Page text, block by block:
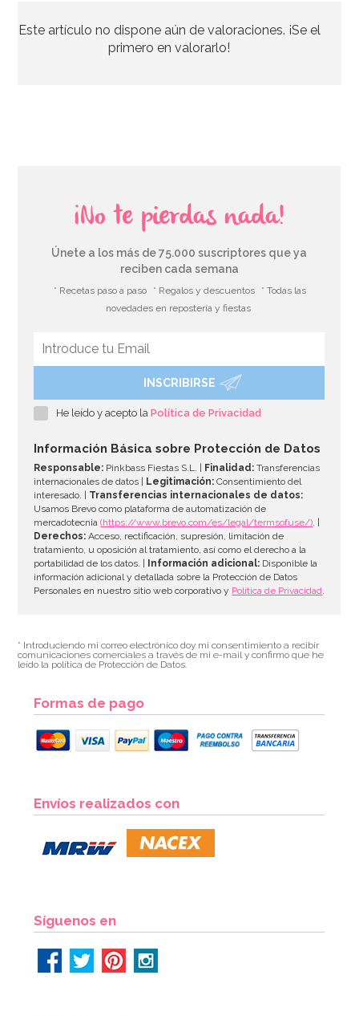
4,95€ 4,45€
Este artículo no dispone aún de valoraciones. ¡Se el
primero en valorarlo!
¡No te pierdas nada!
Únete a los más de 75.000 suscriptores que ya
reciben cada semana
* Recetas paso a paso * Regalos y descuentos
* Todas las
novedades en repostería y fiestas
INSCRIBIRSE
He leído y acepto laPolítica de Privacidad
Información Básica sobre Protección de Datos
Responsable: Pinkbass Fiestas S.L. | Finalidad: Transferencias
internacionales de datos |
Legitimación: Consentimiento del
interesado. | Transferencias internacionales de datos:
Usamos Brevo como plataforma de automatización de
mercadotecnia(https://www.brevo.com/es/legal/termsofuse/). |
Derechos: Acceso, rectificación, supresión, limitación de
tratamiento, u oposición al tratamiento, así como el derecho a la
portabilidad de los datos. |
Información adicional: Disponible la
información adicional y detallada sobre la Protección de Datos
Personales en nuestro sitio web corporativo y Política de Privacidad.
* Introduciendo mi correo electrónico doy mi consentimiento a recibir
comunicaciones comerciales a través de mi e-mail y confirmo que he
leído la política de Protección de Datos.
Formas de pago
Envíos realizados con
Síguenos en